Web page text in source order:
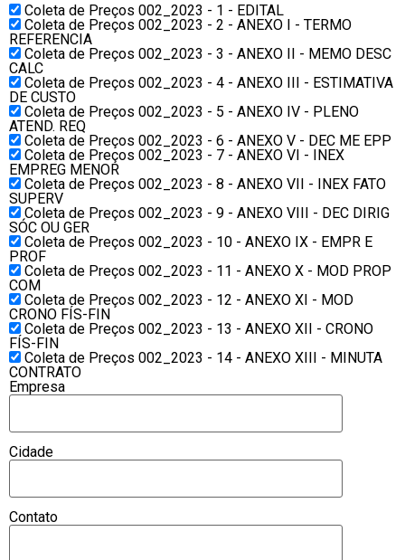
Coleta de Preços 002_2023 - 1 - EDITAL
Coleta de Preços 002_2023 - 2 - ANEXO I - TERMO
REFERENCIA
Coleta de Preços 002_2023 - 3 - ANEXO II - MEMO DESC
CALC
Coleta de Preços 002_2023 - 4 - ANEXO III - ESTIMATIVA
DE CUSTO
Coleta de Preços 002_2023 - 5 - ANEXO IV - PLENO
ATEND. REQ
Coleta de Preços 002_2023 - 6 - ANEXO V - DEC ME EPP
Coleta de Preços 002_2023 - 7 - ANEXO VI - INEX
EMPREG MENOR
Coleta de Preços 002_2023 - 8 - ANEXO VII - INEX FATO
SUPERV
Coleta de Preços 002_2023 - 9 - ANEXO VIII - DEC DIRIG
SÓC OU GER
Coleta de Preços 002_2023 - 10 - ANEXO IX - EMPR E
PROF
Coleta de Preços 002_2023 - 11 - ANEXO X - MOD PROP
COM
Coleta de Preços 002_2023 - 12 - ANEXO XI - MOD
CRONO FÍS-FIN
Coleta de Preços 002_2023 - 13 - ANEXO XII - CRONO
FÍS-FIN
Coleta de Preços 002_2023 - 14 - ANEXO XIII - MINUTA
CONTRATO
Empresa
Cidade
Contato